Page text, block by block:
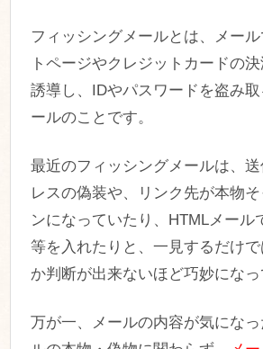
フィッシングメールとは、メー
トページやクレジットカードの
誘導し、IDやパスワードを盗み
ールのことです。
最近のフィッシングメールは、
レスの偽装や、リンク先が本物
ンになっていたり、HTMLメール
等を入れたりと、一見するだけ
か判断が出来ないほど巧妙になっ
万が一、メールの内容が気にな